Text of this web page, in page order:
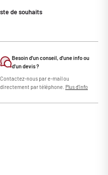
de souhaits
Besoin d'un conseil, d'une info ou
d'un devis ?
Contactez-nous par e-mail ou
directement par téléphone. Plus d'info